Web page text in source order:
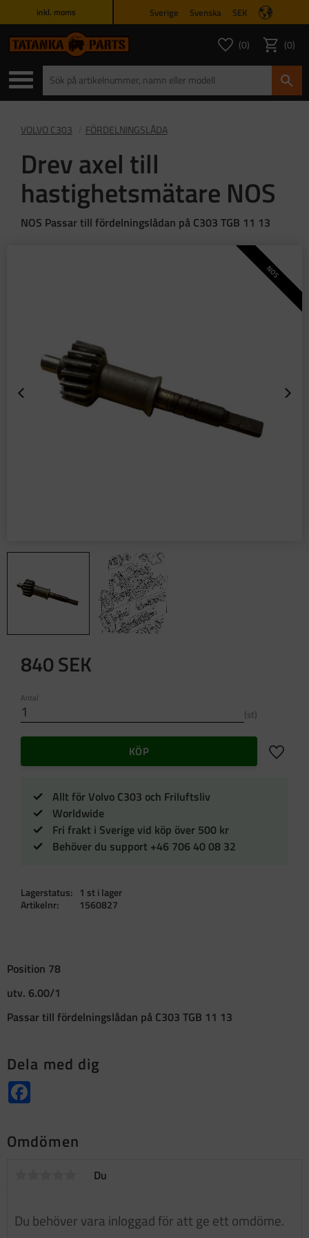
inkl. moms Sverige Svenska SEK
Favoriter
ANTAL
0 Kundvagn
0
VOLVO C303 FÖRDELNINGSLÅDA
Drev axel till
hastighetsmätare NOS
NOS Passar till fördelningslådan på C303 TGB 11 13
NOS
840SEK
Antal
st
KÖP Lägg
Allt för Volvo C303 och Friluftsliv
Worldwide
Fri frakt i Sverige vid köp över 500 kr
Behöver du support +46 706 40 08 32
Lagerstatus
1 st i lager
Artikelnr
1560827
Position 78
utv. 6.00/1
Passar till fördelningslådan på C303 TGB 11 13
Dela med dig
Omdömen
Du